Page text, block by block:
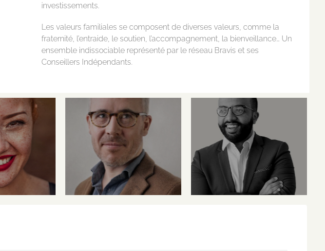
investissements.
Les valeurs familiales se composent de diverses valeurs, comme la
fraternité, l’entraide, le soutien, l’accompagnement, la bienveillance… Un
ensemble indissociable représenté par le réseau Bravis et ses
Conseillers Indépendants.